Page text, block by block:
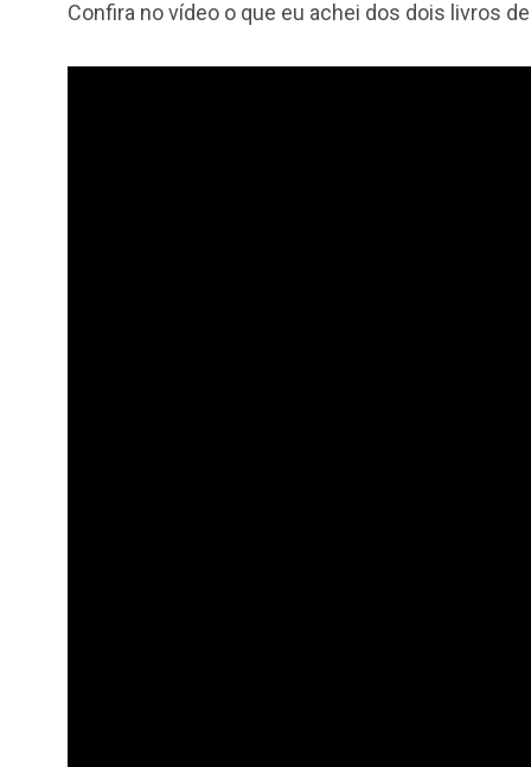
Confira no vídeo o que eu achei dos dois livros